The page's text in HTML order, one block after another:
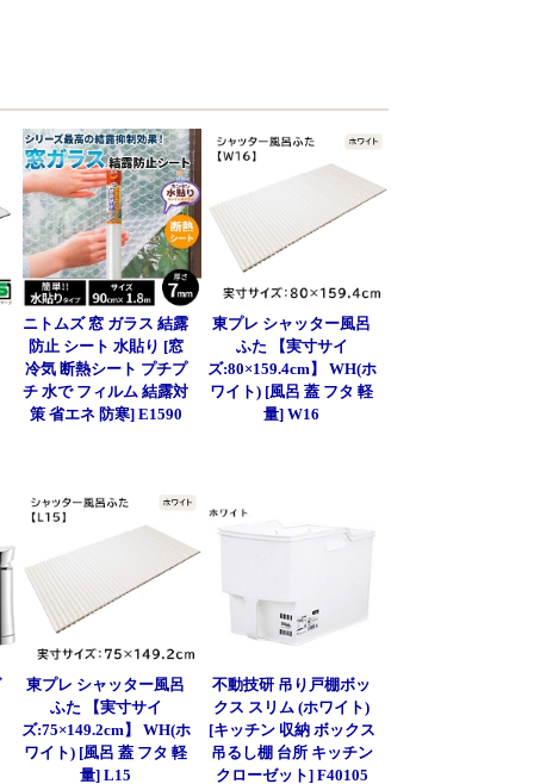
ニトムズ 窓 ガラス 結露
防止 シート 水貼り [窓
冷気 断熱シート プチプ
チ 水で フィルム 結露対
策 省エネ 防寒] E1590
東プレ シャッター風呂
ふた 【実寸サイ
ズ:80×159.4cm】 WH(ホ
ワイト) [風呂 蓋 フタ 軽
量] W16
東プレ シャッター風呂
ふた 【実寸サイ
ズ:75×149.2cm】 WH(ホ
ワイト) [風呂 蓋 フタ 軽
量] L15
不動技研 吊り戸棚ボッ
クス スリム (ホワイト)
[キッチン 収納 ボックス
吊るし棚 台所 キッチン
クローゼット] F40105